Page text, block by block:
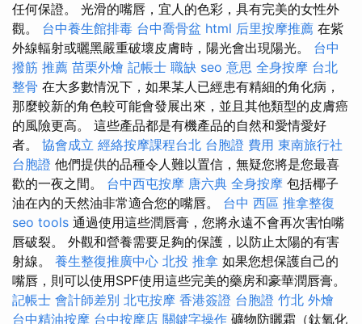
任何保證。 光滑的嘴唇，宜人的色彩，具有完美的女性外
觀。 台中養生館排毒 台中喬骨盆 html 后里按摩推薦 在紫
外線輻射或曬黑嚴重破壞皮膚時，陽光會出現陽光。 台中
撥筋 推薦 苗栗外燴 記帳士 職缺 seo 意思 全身按摩 台北
整骨 在大多數情況下，如果某人已經患有精細的角化病，
那麼較新的角色較可能會發展出來，並且其他類型的皮膚癌
的風險更高。 這些產品都是有機產品的自然和愛情愛好
者。 協會成立 經絡按摩課程台北 台胞證 費用 東南旅行社
台胞證 他們提供的品種令人難以置信，無疑您將是您最喜
歡的一夜之間。 台中西屯按摩 唐六典 全身按摩 包括椰子
油在內的天然油非常適合您的嘴唇。 台中 西區 推拿整復
seo tools 通過使用這些潤唇膏，您將永遠不會再次害怕嘴
唇破裂。 外觀和營養需要足夠的保護，以防止太陽的有害
射線。 養生整復推廣中心 北投 推拿 如果您想保護自己的
嘴唇，則可以使用SPF使用這些完美的藥房和豪華潤唇膏。
記帳士 會計師差別 北屯按摩 香港簽證 台胞證 竹北 外燴
台中精油按摩 台中按摩店 關鍵字操作 礦物防曬霜（鈦氧化